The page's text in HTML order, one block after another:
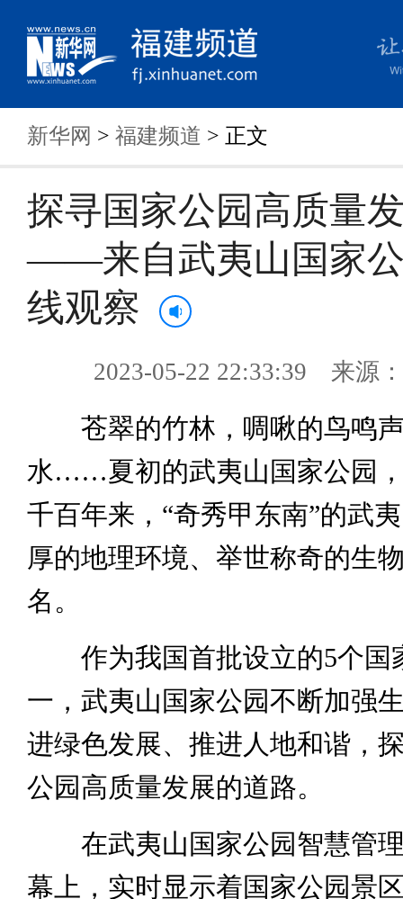
新华网 > 福建频道 > 正文
探寻国家公园高质量
——来自武夷山国家
线观察
2023-05-22 22:33:39 来源
苍翠的竹林，啁啾的鸟鸣声
水……夏初的武夷山国家公园
千百年来，“奇秀甲东南”的武
厚的地理环境、举世称奇的生
名。
作为我国首批设立的5个国
一，武夷山国家公园不断加强
进绿色发展、推进人地和谐，
公园高质量发展的道路。
在武夷山国家公园智慧管理
幕上，实时显示着国家公园景